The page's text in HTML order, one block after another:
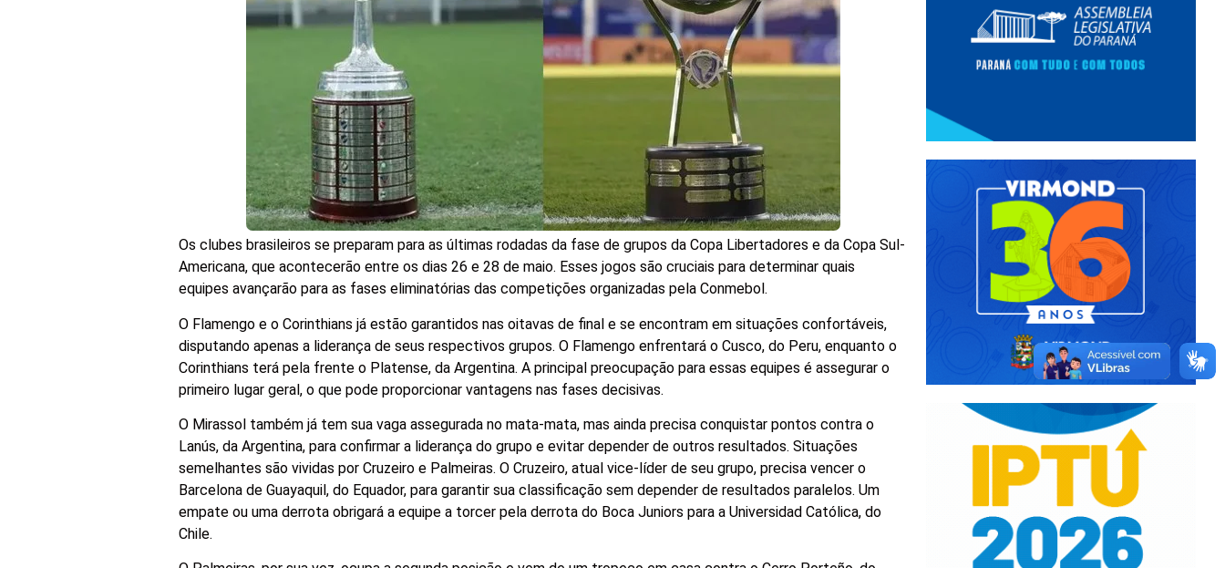
Os clubes brasileiros se preparam para as últimas rodadas da fase de grupos da Copa Libertadores e da Copa Sul-
Americana, que acontecerão entre os dias 26 e 28 de maio. Esses jogos são cruciais para determinar quais
equipes avançarão para as fases eliminatórias das competições organizadas pela Conmebol.
O Flamengo e o Corinthians já estão garantidos nas oitavas de final e se encontram em situações confortáveis,
disputando apenas a liderança de seus respectivos grupos. O Flamengo enfrentará o Cusco, do Peru, enquanto o
Corinthians terá pela frente o Platense, da Argentina. A principal preocupação para essas equipes é assegurar o
primeiro lugar geral, o que pode proporcionar vantagens nas fases decisivas.
O Mirassol também já tem sua vaga assegurada no mata-mata, mas ainda precisa conquistar pontos contra o
Lanús, da Argentina, para confirmar a liderança do grupo e evitar depender de outros resultados. Situações
semelhantes são vividas por Cruzeiro e Palmeiras. O Cruzeiro, atual vice-líder de seu grupo, precisa vencer o
Barcelona de Guayaquil, do Equador, para garantir sua classificação sem depender de resultados paralelos. Um
empate ou uma derrota obrigará a equipe a torcer pela derrota do Boca Juniors para a Universidad Católica, do
Chile.